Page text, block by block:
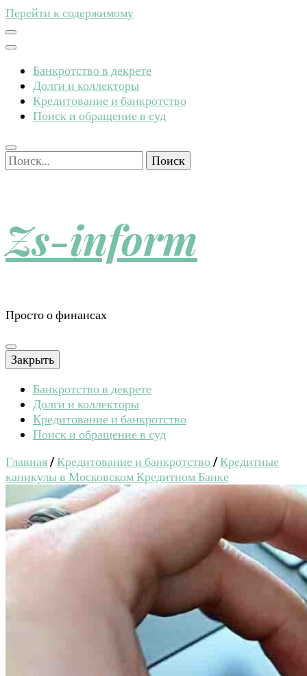
Перейти к содержимому
Банкротство в декрете
Долги и коллекторы
Кредитование и банкротство
Поиск и обращение в суд
Найти:
Zs-inform
Просто о финансах
Закрыть
Банкротство в декрете
Долги и коллекторы
Кредитование и банкротство
Поиск и обращение в суд
Главная/Кредитование и банкротство/Кредитные
каникулы в Московском Кредитном Банке